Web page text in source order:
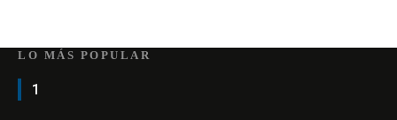
LO MÁS POPULAR
1